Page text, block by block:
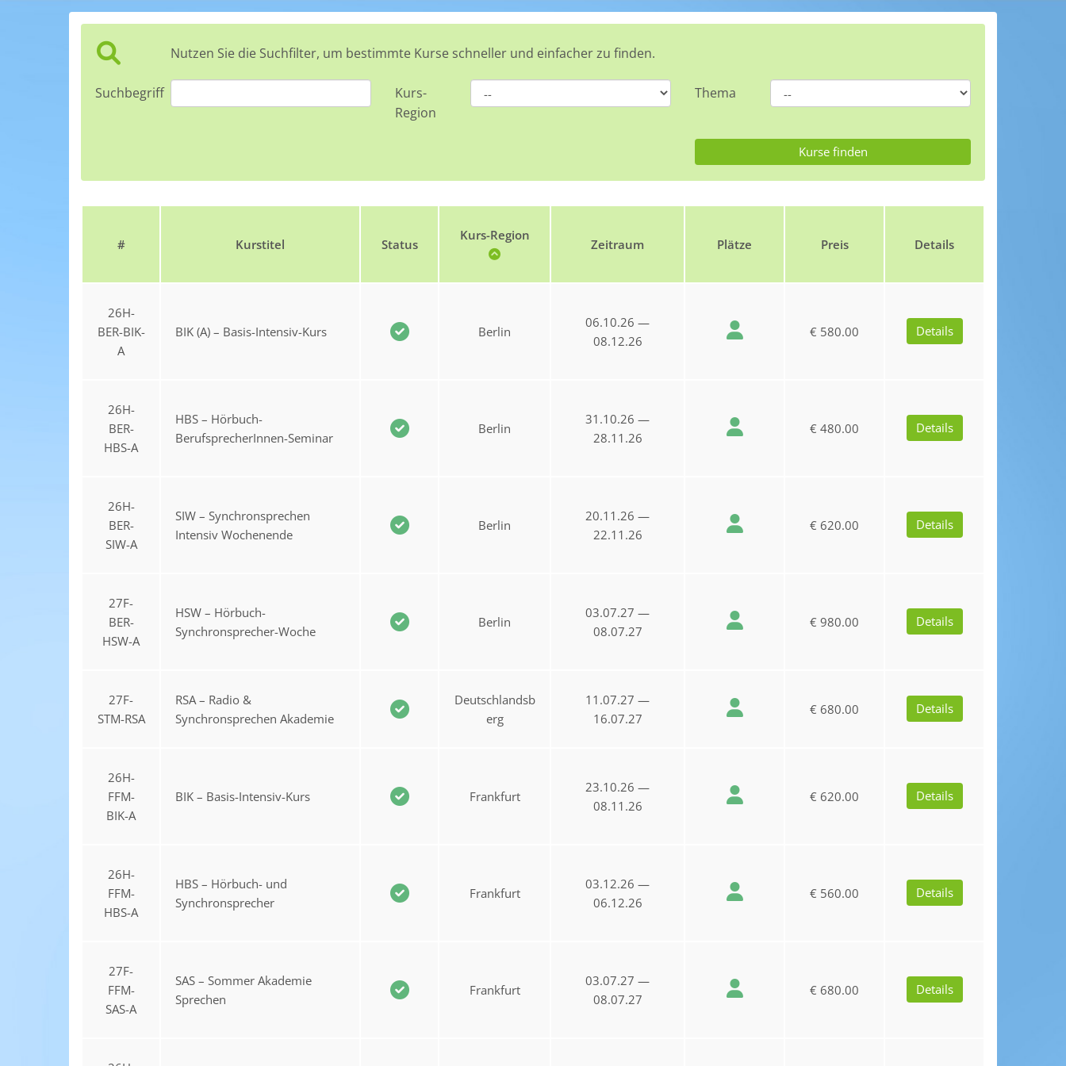
Nutzen Sie die Suchfilter, um bestimmte Kurse schneller und einfacher zu finden.
Suchbegriff
Kurs-
Region
Thema
# Kurstitel Status
Kurs-Region
Zeitraum Plätze Preis Details
26H-
BER-BIK-
A
BIK (A) – Basis-Intensiv-Kurs Berlin
06.10.26 —
08.12.26
€ 580.00 Details
26H-
BER-
HBS-A
HBS – Hörbuch-
BerufsprecherInnen-Seminar
Berlin
31.10.26 —
28.11.26
€ 480.00 Details
26H-
BER-
SIW-A
SIW – Synchronsprechen
Intensiv Wochenende
Berlin
20.11.26 —
22.11.26
€ 620.00 Details
27F-
BER-
HSW-A
HSW – Hörbuch-
Synchronsprecher-Woche
Berlin
03.07.27 —
08.07.27
€ 980.00 Details
27F-
STM-RSA
RSA – Radio &
Synchronsprechen Akademie
Deutschlandsb
erg
11.07.27 —
16.07.27
€ 680.00 Details
26H-
FFM-
BIK-A
BIK – Basis-Intensiv-Kurs Frankfurt
23.10.26 —
08.11.26
€ 620.00 Details
26H-
FFM-
HBS-A
HBS – Hörbuch- und
Synchronsprecher
Frankfurt
03.12.26 —
06.12.26
€ 560.00 Details
27F-
FFM-
SAS-A
SAS – Sommer Akademie
Sprechen
Frankfurt
03.07.27 —
08.07.27
€ 680.00 Details